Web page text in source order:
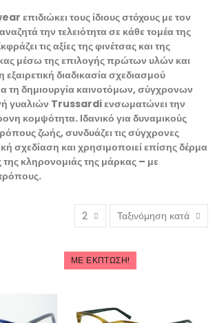
επιδιώκει τους ίδιους στόχους με τον
την τελειότητα σε κάθε τομέα της
τις αξίες της φινέτσας και της
μέσω της επιλογής πρώτων υλών και
εξαιρετική διαδικασία σχεδιασμού
τη δημιουργία καινοτόμων, σύγχρονων
γυαλιών Trussardi ενσωματώνει την
κομψότητα. Ιδανικό για δυναμικούς
ζωής, συνδυάζει τις σύγχρονες
σχεδίαση και χρησιμοποιεί επίσης δέρμα
κληρονομιάς της μάρκας – με
2 Ταξινόμηση κατά
ΜΕ ΈΚΠΤΩΣΗ!